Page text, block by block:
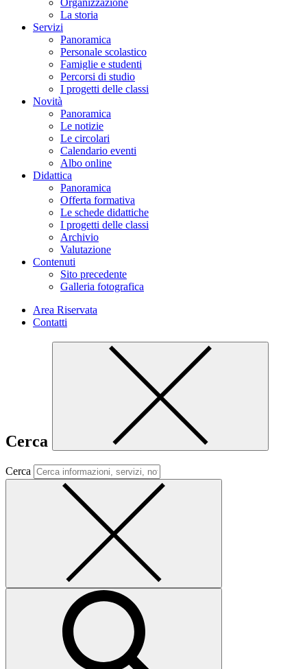
La storia
Servizi
Panoramica
Personale scolastico
Famiglie e studenti
Percorsi di studio
I progetti delle classi
Novità
Panoramica
Le notizie
Le circolari
Calendario eventi
Albo online
Didattica
Panoramica
Offerta formativa
Le schede didattiche
I progetti delle classi
Archivio
Valutazione
Contenuti
Sito precedente
Galleria fotografica
Area Riservata
Contatti
Cerca
Cerca